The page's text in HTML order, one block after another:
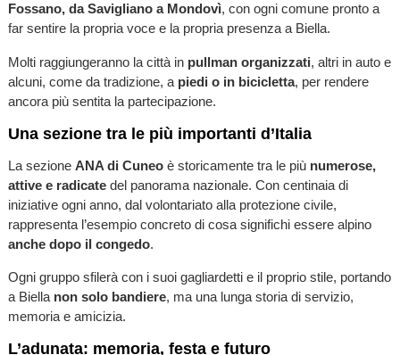
Fossano, da Savigliano a Mondovì, con ogni comune pronto a
far sentire la propria voce e la propria presenza a Biella.
Molti raggiungeranno la città in pullman organizzati, altri in auto e
alcuni, come da tradizione, a piedi o in bicicletta, per rendere
ancora più sentita la partecipazione.
Una sezione tra le più importanti d’Italia
La sezione ANA di Cuneoè storicamente tra le più numerose,
attive e radicatedel panorama nazionale. Con centinaia di
iniziative ogni anno, dal volontariato alla protezione civile,
rappresenta l’esempio concreto di cosa significhi essere alpino
anche dopo il congedo.
Ogni gruppo sfilerà con i suoi gagliardetti e il proprio stile, portando
a Biella non solo bandiere, ma una lunga storia di servizio,
memoria e amicizia.
L’adunata: memoria, festa e futuro